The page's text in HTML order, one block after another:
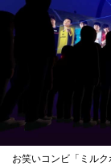
お笑いコンビ「ミル